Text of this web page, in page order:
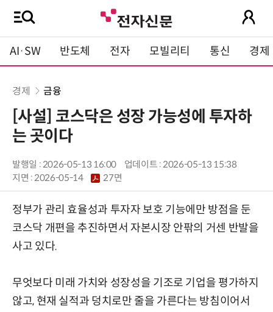
AI·SW 반도체 전자 모빌리티 통신 경제
경제 금융
[사설] 코스닥은 성장 가능성에 투자하
는 곳이다
발행일 : 2026-05-13 16:00
업데이트 : 2026-05-13 15:38
지면 :2026-05-14 27면
정부가 관리 효율성과 투자자 보호 기능에만 방점을 둔
코스닥 개편을 추진하면서 자본시장 안팎의 거센 반발을
사고 있다.
무엇보다 미래 가치와 성장성을 기조로 기업을 평가하지
않고, 현재 실적과 덩치로만 줄을 가른다는 방침이어서